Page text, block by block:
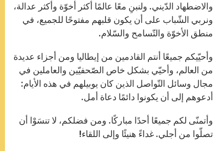
والاضطهاد الدّيني. ولنبنِ معًا عالمًا أكثر أخوّة وأكثر عدالة،
ونربي الشّباب على أن يكون قلبهم مفتوحًا للجميع، في
منطق الأخوّة والتّسامح والسّلام.
وأحيّيكم جميعًا أنتم القادمين من إيطاليا ومن أجزاء عديدة
من العالم، وأحيّي بشكل خاص الصّحفيّين والعاملين في
مجال وسائل التّواصل الذين كان يوبيلهم في هذه الأيام:
أدعوهم إلى أن يكونوا دائمًا دعاة أمل.
وأتمنّى لكم جميعًا أحدًا مباركًا. ومن فضلكم، لا تنسَوْا أن
تصلّوا من أجلي. غداءً هنيئًا وإلى اللقاء!